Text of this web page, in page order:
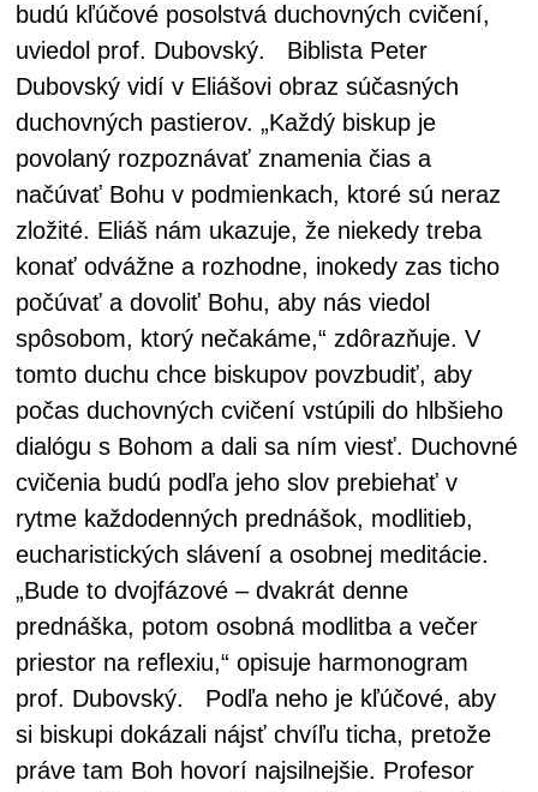
budú kľúčové posolstvá duchovných cvičení,
uviedol prof. Dubovský. Biblista Peter
Dubovský vidí v Eliášovi obraz súčasných
duchovných pastierov. „Každý biskup je
povolaný rozpoznávať znamenia čias a
načúvať Bohu v podmienkach, ktoré sú neraz
zložité. Eliáš nám ukazuje, že niekedy treba
konať odvážne a rozhodne, inokedy zas ticho
počúvať a dovoliť Bohu, aby nás viedol
spôsobom, ktorý nečakáme,“ zdôrazňuje. V
tomto duchu chce biskupov povzbudiť, aby
počas duchovných cvičení vstúpili do hlbšieho
dialógu s Bohom a dali sa ním viesť. Duchovné
cvičenia budú podľa jeho slov prebiehať v
rytme každodenných prednášok, modlitieb,
eucharistických slávení a osobnej meditácie.
„Bude to dvojfázové – dvakrát denne
prednáška, potom osobná modlitba a večer
priestor na reflexiu,“ opisuje harmonogram
prof. Dubovský. Podľa neho je kľúčové, aby
si biskupi dokázali nájsť chvíľu ticha, pretože
práve tam Boh hovorí najsilnejšie. Profesor